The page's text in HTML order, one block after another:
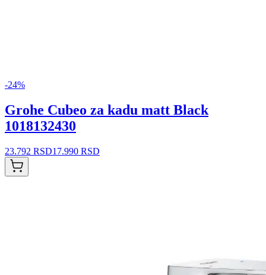
-24%
Grohe Cubeo za kadu matt Black
1018132430
23.792 RSD17.990 RSD